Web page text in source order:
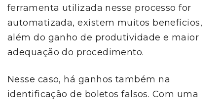
ferramenta utilizada nesse processo for
automatizada, existem muitos benefícios,
além do ganho de produtividade e maior
adequação do procedimento.
Nesse caso, há ganhos também na
identificação de boletos falsos. Com uma